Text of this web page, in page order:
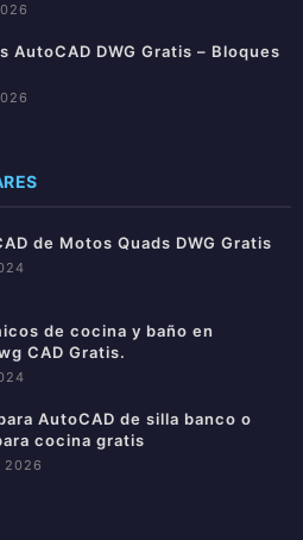
AutoCAD DWG Gratis – Bloques
de Motos Quads DWG Gratis
de cocina y baño en
CAD Gratis.
AutoCAD de silla banco o
cocina gratis
2026